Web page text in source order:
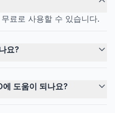
료로 사용할 수 있습니다.
요?
도움이 되나요?